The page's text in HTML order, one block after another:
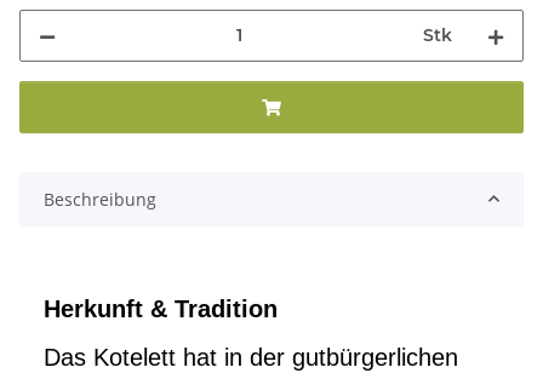
Stk
Beschreibung
Herkunft & Tradition
Das Kotelett hat in der gutbürgerlichen